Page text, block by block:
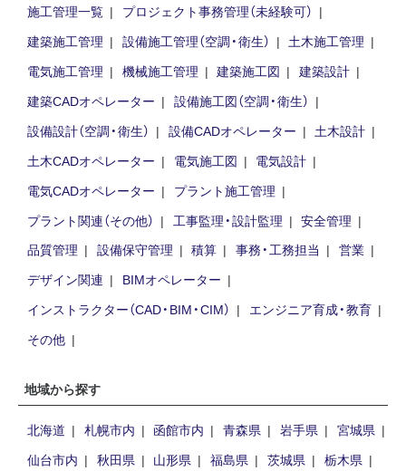
施工管理一覧
プロジェクト事務管理（未経験可）
建築施工管理
設備施工管理（空調・衛生）
土木施工管理
電気施工管理
機械施工管理 建築施工図
建築設計
建築CADオペレーター
設備施工図（空調・衛生）
設備設計（空調・衛生）
設備CADオペレーター
土木設計
土木CADオペレーター
電気施工図
電気設計
電気CADオペレーター
プラント施工管理
プラント関連（その他）
工事監理・設計監理
安全管理
品質管理
設備保守管理 積算 事務・工務担当
営業
デザイン関連
BIMオペレーター
インストラクター（CAD・BIM・CIM）
エンジニア育成・教育
その他
地域から探す
北海道 札幌市内 函館市内 青森県 岩手県
宮城県
仙台市内
秋田県 山形県 福島県 茨城県
栃木県